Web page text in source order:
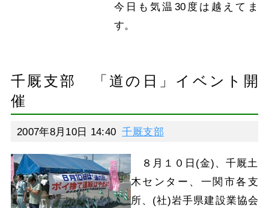
今日も気温30度は越えてま
す。
千厩支部 「道の日」イベント開
催
2007年8月10日 14:40 千厩支部
８月１０日(金)、千厩土
木センター、一関市各支
所、(社)岩手県建設業協会